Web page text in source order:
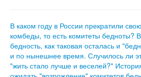
В каком году в России прекратили
комбеды, то есть комитеты бедноты?
бедность, как таковая осталась и
и по нынешнее время. Случилось ли
"жить стало лучше и веселей?"